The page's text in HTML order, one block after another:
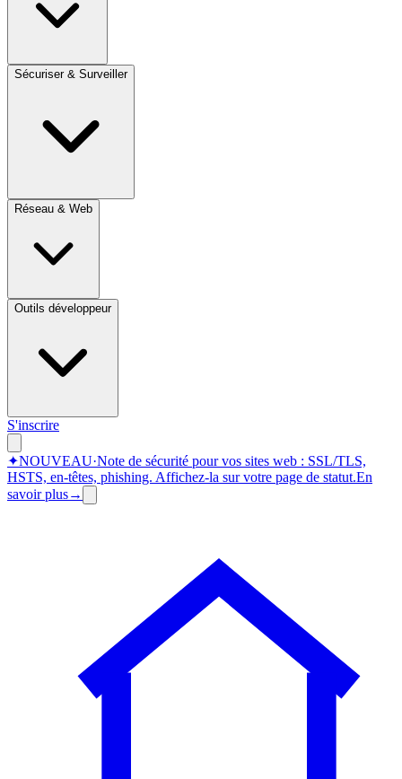
Sécuriser & Surveiller
Réseau & Web
Outils développeur
S'inscrire
✦NOUVEAU·Note de sécurité pour vos sites web : SSL/TLS,
HSTS, en-têtes, phishing. Affichez-la sur votre page de statut.En
savoir plus→